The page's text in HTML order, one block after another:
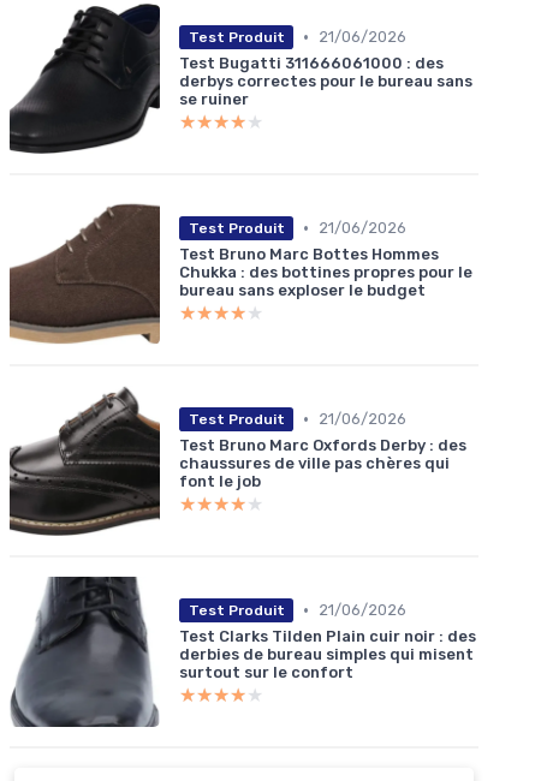
Test Produit •
21/06/2026
Test Bugatti 311666061000 : des
derbys correctes pour le bureau sans
se ruiner
★★★★★
★★★★★
Test Produit •
21/06/2026
Test Bruno Marc Bottes Hommes
Chukka : des bottines propres pour le
bureau sans exploser le budget
★★★★★
★★★★★
Test Produit •
21/06/2026
Test Bruno Marc Oxfords Derby : des
chaussures de ville pas chères qui
font le job
★★★★★
★★★★★
Test Produit •
21/06/2026
Test Clarks Tilden Plain cuir noir : des
derbies de bureau simples qui misent
surtout sur le confort
★★★★★
★★★★★